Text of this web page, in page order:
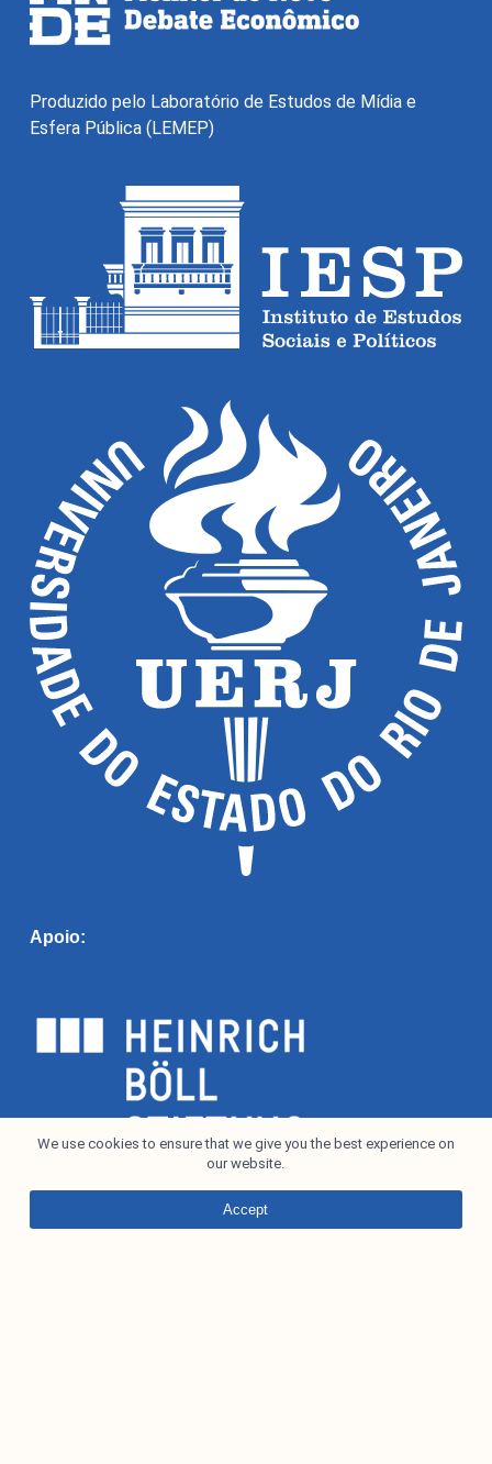
Produzido pelo Laboratório de Estudos de Mídia e
Esfera Pública (LEMEP)
Apoio:
We use cookies to ensure that we give you the best experience on
our website.
Accept